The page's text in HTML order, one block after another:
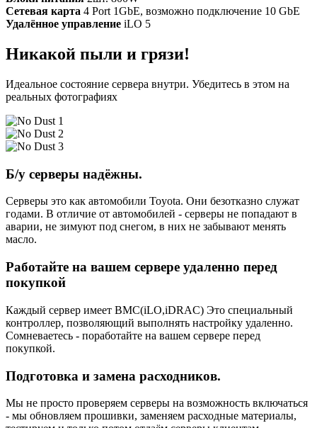
Сетевая карта 4 Port 1GbE, возможно подключение 10 GbE
Удалённое управление iLO 5
Никакой пыли и грязи!
Идеальное состояние сервера внутри. Убедитесь в этом на
реальных фотографиях
Б/у серверы надёжны.
Серверы это как автомобили Toyota. Они безотказно служат
годами. В отличие от автомобилей - серверы не попадают в
аварии, не зимуют под снегом, в них не забывают менять
масло.
Работайте на вашем сервере удаленно перед
покупкой
Каждый сервер имеет BMC(iLO,iDRAC) Это специальный
контроллер, позволяющий выполнять настройку удаленно.
Сомневаетесь - поработайте на вашем сервере перед
покупкой.
Подготовка и замена расходников.
Мы не просто проверяем серверы на возможность включаться
- мы обновляем прошивки, заменяем расходные материалы,